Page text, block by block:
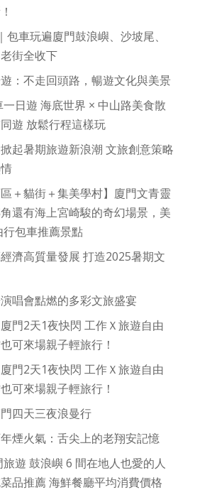
包車玩遍廈門鼓浪嶼、沙坡尾、
街全收下
：不走回頭路，暢遊文化與美景
日遊 海底世界 × 中山路美食散
遊 放鬆行程這樣玩
起暑期旅遊新浪潮 文旅創意策略
區＋貓街＋集美學村】廈門文青靈
還有海上宮崎駿的奇幻場景，美
包車推薦景點
濟高質量發展 打造2025暑期文
唱會點燃的多彩文旅盛宴
門2天1夜快閃 工作Ｘ旅遊自由
可來場親子輕旅行！
門2天1夜快閃 工作Ｘ旅遊自由
可來場親子輕旅行！
四天三夜浪曼行
煙火氣：舌尖上的老翔安記憶
遊 鼓浪嶼 6 間在地人也愛的人
品推薦 海鮮餐廳平均消費價格